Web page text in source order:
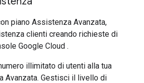
piano Assistenza Avanzata,
clienti creando richieste di
Google Cloud .
illimitato di utenti alla tua
Avanzata. Gestisci il livello di